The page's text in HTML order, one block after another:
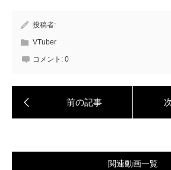
投稿者:
VTuber
コメント: 0
関連動画一覧